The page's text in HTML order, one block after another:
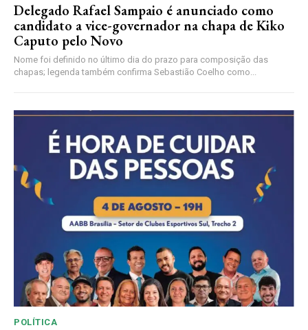
Delegado Rafael Sampaio é anunciado como
candidato a vice-governador na chapa de Kiko
Caputo pelo Novo
Nome foi definido no último dia do prazo para composição das
chapas; legenda também confirma Sebastião Coelho como...
POLÍTICA